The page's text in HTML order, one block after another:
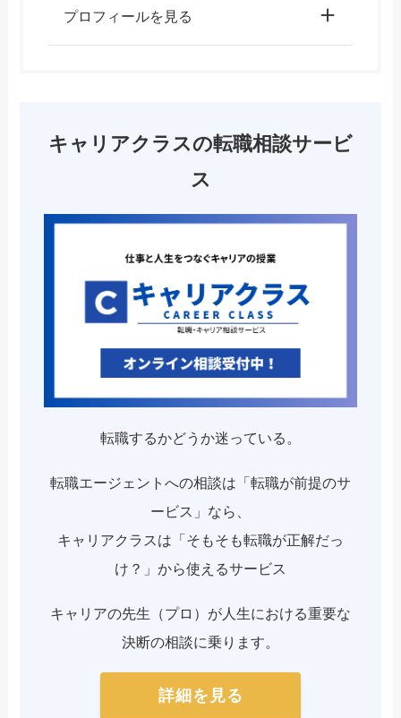
プロフィールを見る
キャリアクラスの転職相談サービ
ス
転職するかどうか迷っている。
転職エージェントへの相談は「転職が前提のサ
ービス」なら、
キャリアクラスは「そもそも転職が正解だっ
け？」から使えるサービス
キャリアの先生（プロ）が人生における重要な
決断の相談に乗ります。
詳細を見る